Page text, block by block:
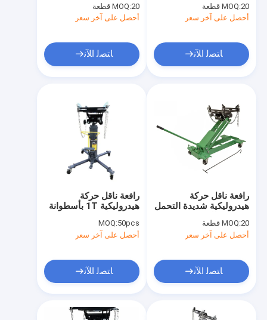
تلسكوبي
MOQ:20 قطعة
أحصل على آخر سعر
ﺎﺘﺼﻟ ﺍﻶﻧ
MOQ:20 قطعة
أحصل على آخر سعر
ﺎﺘﺼﻟ ﺍﻶﻧ
رافعة ناقل حركة
هيدروليكية 1T بأسطوانة
سم لإصلاح سيارات الدفع
الرباعي / الشاحنات
MOQ:50pcs
أحصل على آخر سعر
ﺎﺘﺼﻟ ﺍﻶﻧ
رافعة ناقل حركة
هيدروليكية شديدة التحمل
1 طن MOQ:20 قطعة
أحصل على آخر سعر
ﺎﺘﺼﻟ ﺍﻶﻧ